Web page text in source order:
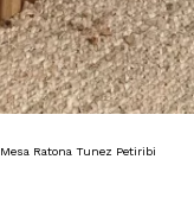
Mesa Ratona Tunez Petiribi